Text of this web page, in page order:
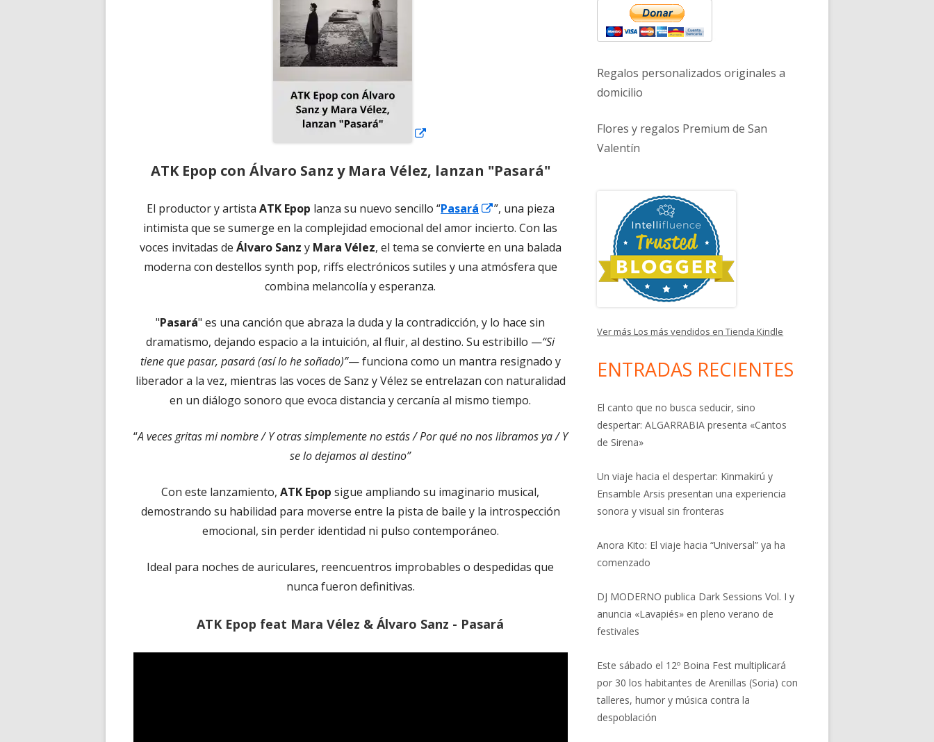
ATK Epop con Álvaro Sanz y Mara Vélez, lanzan "Pasará"
El productor y artista ATK Epop lanza su nuevo sencillo “Pasará
Abrir
en
una
ventana
”, una pieza
intimista que se sumerge en la complejidad emocional del amor incierto. Con las
voces invitadas de Álvaro Sanz y Mara Vélez, el tema se convierte en una balada
moderna con destellos synth pop, riffs electrónicos sutiles y una atmósfera que
combina melancolía y esperanza.
"Pasará" es una canción que abraza la duda y la contradicción, y lo hace sin
dramatismo, dejando espacio a la intuición, al fluir, al destino. Su estribillo —“Si
tiene que pasar, pasará (así lo he soñado)”— funciona como un mantra resignado y
liberador a la vez, mientras las voces de Sanz y Vélez se entrelazan con naturalidad
en un diálogo sonoro que evoca distancia y cercanía al mismo tiempo.
“A veces gritas mi nombre / Y otras simplemente no estás / Por qué no nos libramos ya / Y
se lo dejamos al destino”
Con este lanzamiento,ATK Epop sigue ampliando su imaginario musical,
demostrando su habilidad para moverse entre la pista de baile y la introspección
emocional, sin perder identidad ni pulso contemporáneo.
Ideal para noches de auriculares, reencuentros improbables o despedidas que
nunca fueron definitivas.
ATK Epop feat Mara Vélez & Álvaro Sanz - Pasará
Regalos personalizados originales a
domicilio
Flores y regalos Premium de San
Valentín
Ver más Los más vendidos en Tienda Kindle
ENTRADAS RECIENTES
El canto que no busca seducir, sino
despertar: ALGARRABIA presenta «Cantos
de Sirena»
Un viaje hacia el despertar: Kinmakirú y
Ensamble Arsis presentan una experiencia
sonora y visual sin fronteras
Anora Kito: El viaje hacia “Universal” ya ha
comenzado
DJ MODERNO publica Dark Sessions Vol. I y
anuncia «Lavapiés» en pleno verano de
festivales
Este sábado el 12º Boina Fest multiplicará
por 30 los habitantes de Arenillas (Soria) con
talleres, humor y música contra la
despoblación